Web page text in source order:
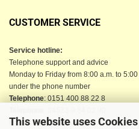
This website uses
CUSTOMER SERVICE
Service hotline:
Telephone support and advice
Monday to Friday from 8:00 a.m. to
under the phone number
Telephone: 0151 400 88 22 8
Email: info@berkau-onlineshop.de